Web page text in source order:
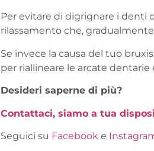
Per evitare di digrignare i denti
rilassamento che,
Se invece la causa del tuo
per riallineare le arcate dentarie
Desideri saperne di più?
Contattaci, siamo a tua
Seguici su Facebook e